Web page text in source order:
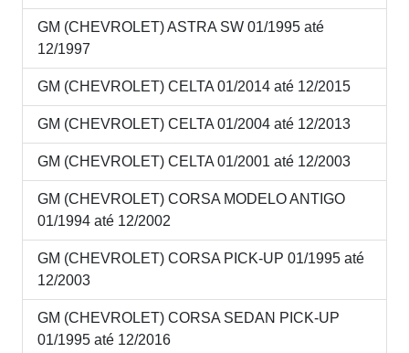
GM (CHEVROLET) ASTRA SW 01/1995 até
12/1997
GM (CHEVROLET) CELTA 01/2014 até 12/2015
GM (CHEVROLET) CELTA 01/2004 até 12/2013
GM (CHEVROLET) CELTA 01/2001 até 12/2003
GM (CHEVROLET) CORSA MODELO ANTIGO
01/1994 até 12/2002
GM (CHEVROLET) CORSA PICK-UP 01/1995 até
12/2003
GM (CHEVROLET) CORSA SEDAN PICK-UP
01/1995 até 12/2016